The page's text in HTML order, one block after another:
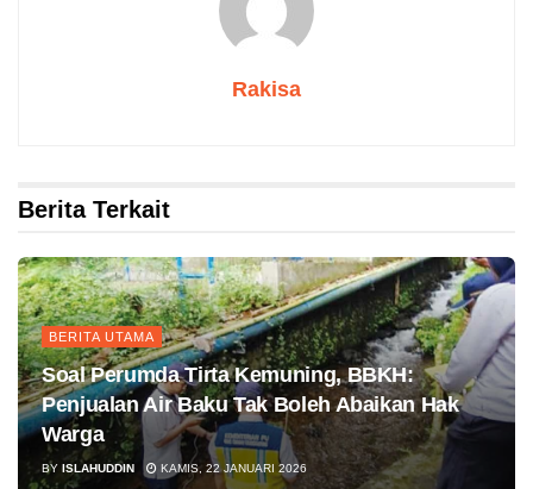
Rakisa
Berita Terkait
BERITA UTAMA
Soal Perumda Tirta Kemuning, BBKH:
Penjualan Air Baku Tak Boleh Abaikan Hak
Warga
BY ISLAHUDDIN KAMIS, 22 JANUARI 2026